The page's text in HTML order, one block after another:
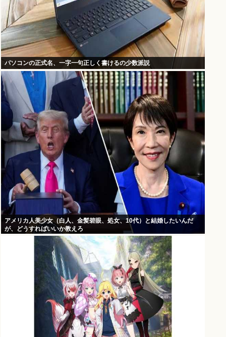
パソコンの正式名、一字一句正しく書けるの少数派説
アメリカ人美少女（白人、金髪碧眼、処女、10代）と結婚したいんだ
が、どうすればいいか教えろ